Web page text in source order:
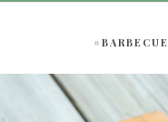
#BARBECUE